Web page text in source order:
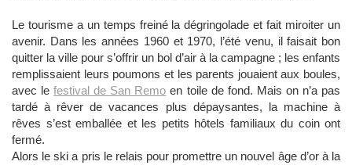
Le tourisme a un temps freiné la dégringolade et fait miroiter un
avenir. Dans les années 1960 et 1970, l’été venu, il faisait bon
quitter la ville pour s’offrir un bol d’air à la campagne ; les enfants
remplissaient leurs poumons et les parents jouaient aux boules,
avec lefestival de San Remo en toile de fond. Mais on n’a pas
tardé à rêver de vacances plus dépaysantes, la machine à
rêves s’est emballée et les petits hôtels familiaux du coin ont
fermé.
Alors le ski a pris le relais pour promettre un nouvel âge d’or à la